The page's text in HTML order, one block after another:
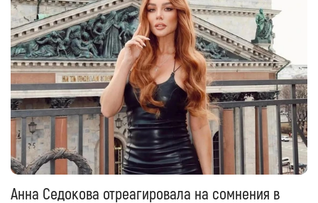
Анна Седокова отреагировала на сомнения в